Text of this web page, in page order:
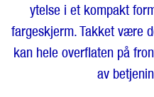
ytelse i et kompakt
fargeskjerm. Takket være
kan hele overflaten på
av